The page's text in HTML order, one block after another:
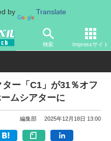
by Translate
検索 Impressサイト
ー「C1」が31％オフ
ムシアターに
編集部 2025年12月18日 13:00